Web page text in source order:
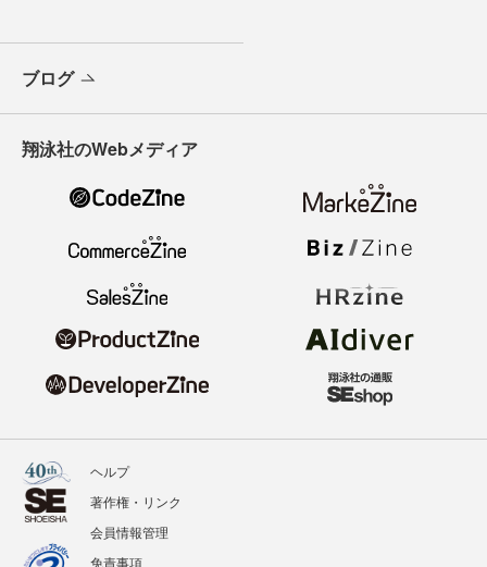
ブログ
翔泳社のWebメディア
ヘルプ
著作権・リンク
会員情報管理
免責事項